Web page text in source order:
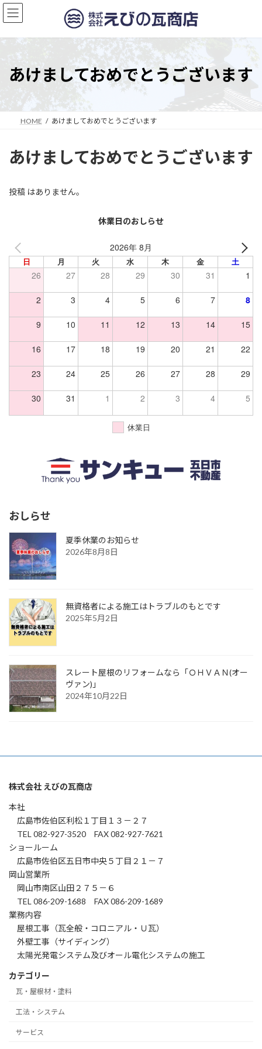
コ
ン
ン
ッ
プ
ナ
ビ
ー
移
動
あけましておめでとうございます
HOME あけましておめでとうございます
あけましておめでとうございます
投稿 はありません。
休業日のおしらせ
2026年 8月
日 月 火 水 木 金 土
26 27 28 29 30 31 1
2 3 4 5 6 7 8
9 10 11 12 13 14 15
16 17 18 19 20 21 22
23 24 25 26 27 28 29
30 31 1 2 3 4 5
休業日
おしらせ
夏季休業のお知らせ
2026年8月8日
無資格者による施工はトラブルのもとです
2025年5月2日
スレート屋根のリフォームなら「ＯＨＶＡＮ(オー
ヴァン)」
2024年10月22日
株式会社 えびの瓦商店
本社
広島市佐伯区利松１丁目１３－２７
TEL 082-927-3520 FAX 082-927-7621
ショールーム
広島市佐伯区五日市中央５丁目２１－７
岡山営業所
岡山市南区山田２７５－６
TEL 086-209-1688 FAX 086-209-1689
業務内容
屋根工事（瓦全般・コロニアル・Ｕ瓦）
外壁工事（サイディング）
太陽光発電システム及びオール電化システムの施工
カテゴリー
瓦・屋根材・塗料
工法・システム
サービス